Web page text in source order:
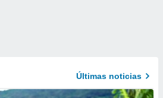
Últimas noticias